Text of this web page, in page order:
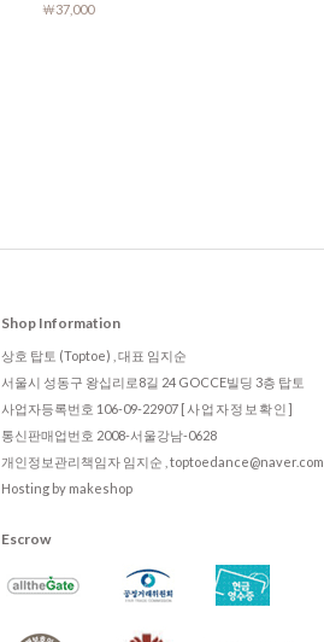
￦37,000
Shop Information
상호 탑토 (Toptoe) , 대표 임지순
서울시 성동구 왕십리로8길 24 GOCCE빌딩 3층 탑토
사업자등록번호 106-09-22907 [사업자정보확인]
통신판매업번호 2008-서울강남-0628
개인정보관리책임자 임지순 , toptoedance@naver.com
Hosting by makeshop
Escrow